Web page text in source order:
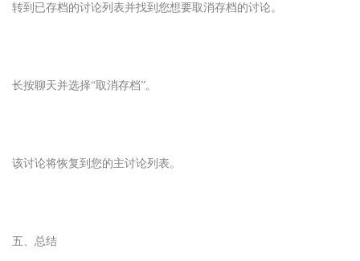
转到已存档的讨论列表并找到您想要取消存档的讨论。
长按聊天并选择“取消存档”。
该讨论将恢复到您的主讨论列表。
五、总结